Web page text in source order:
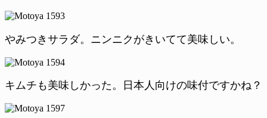
やみつきサラダ。ニンニクがきいてて美味しい。
キムチも美味しかった。日本人向けの味付ですかね？